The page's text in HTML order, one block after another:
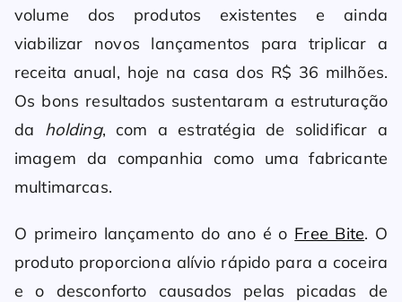
volume dos produtos existentes e ainda
viabilizar novos lançamentos para triplicar a
receita anual, hoje na casa dos R$ 36 milhões.
Os bons resultados sustentaram a estruturação
da holding, com a estratégia de solidificar a
imagem da companhia como uma fabricante
multimarcas.
O primeiro lançamento do ano é o Free Bite. O
produto proporciona alívio rápido para a coceira
e o desconforto causados pelas picadas de